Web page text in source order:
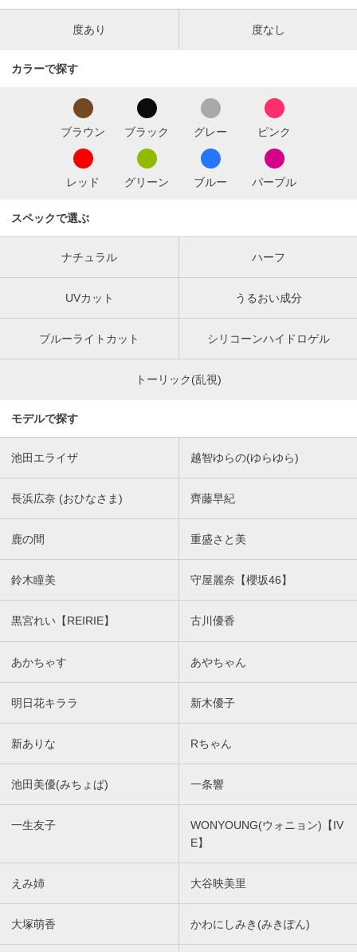
度あり 度なし
カラーで探す
ブラウン ブラック グレー ピンク
レッド グリーン ブルー パープル
スペックで選ぶ
ナチュラル ハーフ
UVカット うるおい成分
ブルーライトカット シリコーンハイドロゲル
トーリック(乱視)
モデルで探す
池田エライザ 越智ゆらの(ゆらゆら)
長浜広奈 (おひなさま) 齊藤早紀
鹿の間 重盛さと美
鈴木瞳美 守屋麗奈【櫻坂46】
黒宮れい【REIRIE】 古川優香
あかちゃす あやちゃん
明日花キララ 新木優子
新ありな Rちゃん
池田美優(みちょぱ) 一条響
一生友子
WONYOUNG(ウォニョン)【IV
E】
えみ姉 大谷映美里
大塚萌香 かわにしみき(みきぽん)